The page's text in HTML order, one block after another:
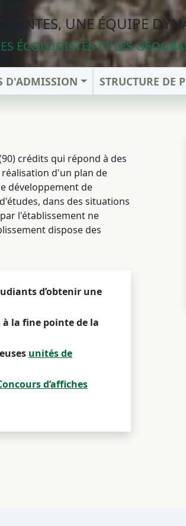
UNE ÉQUIPE
ÉCOLOGISTES ET LES
D'ADMISSION STRUCTURE DE
crédits qui répond à des
d'un plan de
développement de
dans des situations
l'établissement ne
dispose des
d’obtenir une
la fine pointe de la
unités de
d’affiches